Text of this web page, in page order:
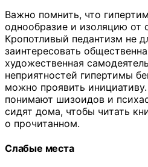
Важно помнить, что
однообразие и изоляцию от
Кропотливый педантизм не
заинтересовать
художественная
неприятностей гипертимы
можно проявить
понимают шизоидов и
сидят дома, чтобы читать
о прочитанном.
Слабые места